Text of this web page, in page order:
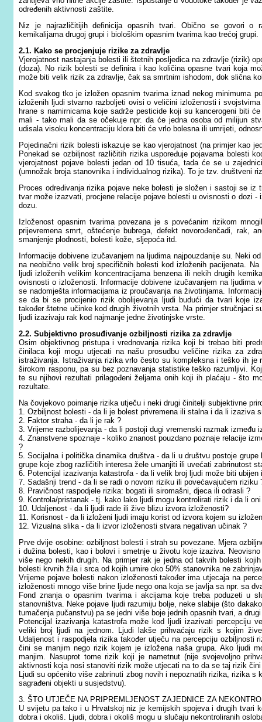
određenih aktivnosti zaštite.
Niz je najrazličitijih definicija opasnih tvari. Obično se govori o
kemikalijama drugoj grupi i biološkim opasnim tvarima kao trećoj grupi.
2.1. Kako se procjenjuje rizike za zdravlje
Vjerojatnost nastajanja bolesti ili štetnih posljedica na zdravlje (rizik)
(doza). No rizik bolesti se definira i kao količina opasne tvari koja
može biti velik rizik za zdravlje, čak sa smrtnim ishodom, dok slična
Kod svakog tko je izložen opasnim tvarima iznad nekog minimuma
izloženih ljudi stvarno razboljeti ovisi o veličini izloženosti i
hrane s namirnicama koje sadrže pesticide koji su kancerogeni biti
mali - tako mali da se očekuje npr. da će jedna osoba od milijun
udisala visoku koncentraciju klora biti će vrlo bolesna ili umrijeti,
Pojedinačni rizik bolesti iskazuje se kao vjerojatnost (na primjer kao
Ponekad se ozbiljnost različitih rizika uspoređuje pojavama bolesti
vjerojatnost pojave bolesti jedan od 10 tisuća, tada će se u
(umnožak broja stanovnika i individualnog rizika). To je tzv. društveni
Proces određivanja rizika pojave neke bolesti je složen i sastoji se
tvar može izazvati, procjene relacije pojave bolesti u ovisnosti o dozi
dozu.
Izloženost opasnim tvarima povezana je s povećanim rizikom
prijevremena smrt, oštećenje bubrega, defekt novorođenčadi, rak,
smanjenje plodnosti, bolesti kože, sljepoća itd.
Informacije dobivene izučavanjem na ljudima najpouzdanije su. Neki
na neobično velik broj specifičnih bolesti kod izloženih pacijenata.
ljudi izloženih velikim koncentracijama benzena ili nekih drugih
ovisnosti o izloženosti. Informacije dobivene izučavanjem na
se nadomješta informacijama iz proučavanja na životinjama.
se da bi se procijenio rizik obolijevanja ljudi budući da tvari koje
također štetne učinke kod drugih životnih vrsta. Na primjer stručnjaci
ljudi izazivaju rak kod najmanje jedne životinjske vrste.
2.2. Subjektivno prosuđivanje ozbiljnosti rizika za zdravlje
Osim objektivnog pristupa i vrednovanja rizika koji bi trebao biti
činilaca koji mogu utjecati na našu prosudbu veličine rizika za
istraživanja. Istraživanja rizika vrlo često su kompleksna i teško ih
širokom rasponu, pa su bez poznavanja statistike teško razumljivi.
te su njihovi rezultati prilagođeni željama onih koji ih plaćaju - što
rezultate.
Na čovjekovo poimanje rizika utječu i neki drugi činitelji subjektivne
1. Ozbiljnost bolesti - da li je bolest privremena ili stalna i da li izaziva
2. Faktor straha - da li je rak ?
3. Vrijeme razbolijevanja - da li postoji dugi vremenski razmak između
4. Znanstvene spoznaje - koliko znanost pouzdano poznaje relacije
?
5. Socijalna i politička dinamika društva - da li u društvu postoje
grupe koje zbog različitih interesa žele umanjiti ili uvećati zabrinutost
6. Potencijal izazivanja katastrofa - da li velik broj ljudi može biti ubijen
7. Sadašnji trend - da li se radi o novom riziku ili povećavajućem riziku
8. Pravičnost raspodjele rizika: bogati ili siromašni, djeca ili odrasli ?
9. Kontrola/pristanak - tj. kako lako ljudi mogu kontrolirati rizik i da li
10. Udaljenost - da li ljudi rade ili žive blizu izvora izloženosti?
11. Korisnost - da li izloženi ljudi imaju korist od izvora kojem su
12. Vizualna slika - da li izvor izloženosti stvara negativan učinak ?
Prve dvije osobine: ozbiljnost bolesti i strah su povezane. Mjera
i dužina bolesti, kao i bolovi i smetnje u životu koje izaziva.
više nego nekih drugih. Na primjer rak je jedna od takvih bolesti
bolesti krvnih žila i srca od kojih umire oko 50% stanovnika ne
Vrijeme pojave bolesti nakon izloženosti također ima utjecaja na
izloženosti mnogo više brine ljude nego ona koja se javlja sa npr. sa
Fond znanja o opasnim tvarima i akcijama koje treba poduzeti u
stanovništva. Neke pojave ljudi razumiju bolje, neke slabije (što
tumačenja pučanstvu) pa se jedni više boje jednih opasnih tvari, a
Potencijal izazivanja katastrofa može kod ljudi izazivati percepciju
veliki broj ljudi na jednom. Ljudi lakše prihvaćaju rizik s kojim
Udaljenost i raspodjela rizika također utječu na percepciju ozbiljnosti
čini se manjim nego rizik kojem je izložena naša grupa. Ako ljudi
manjim. Nasuprot tome rizik koji je nametnut (nije svojevoljno
aktivnosti koja nosi stanoviti rizik može utjecati na to da se taj rizik
Ljudi su općenito više zabrinuti zbog novih i nepoznatih rizika, rizika
sagrađeni objekti u susjedstvu).
3. ŠTO UTJEČE NA PRIPREMLJENOST ZAJEDNICE ZA
U svijetu pa tako i u Hrvatskoj niz je kemijskih spojeva i drugih tvari
dobra i okoliš. Ljudi, dobra i okoliš mogu u slučaju nekontroliranih